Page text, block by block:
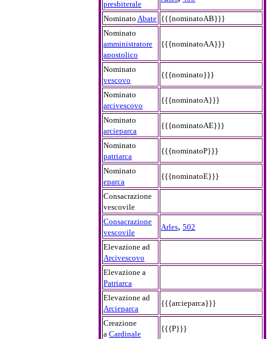
presbiterale
Nominato Abate {{{nominatoAB}}}
Nominato
amministratore
apostolico
{{{nominatoAA}}}
Nominato
vescovo
{{{nominato}}}
Nominato
arcivescovo
{{{nominatoA}}}
Nominato
arcieparca
{{{nominatoAE}}}
Nominato
patriarca
{{{nominatoP}}}
Nominato
eparca
{{{nominatoE}}}
Consacrazione
vescovile
Consacrazione
vescovile
Arles, 502
Elevazione ad
Arcivescovo
Elevazione a
Patriarca
Elevazione ad
Arcieparca
{{{arcieparca}}}
Creazione
a Cardinale
{{{P}}}